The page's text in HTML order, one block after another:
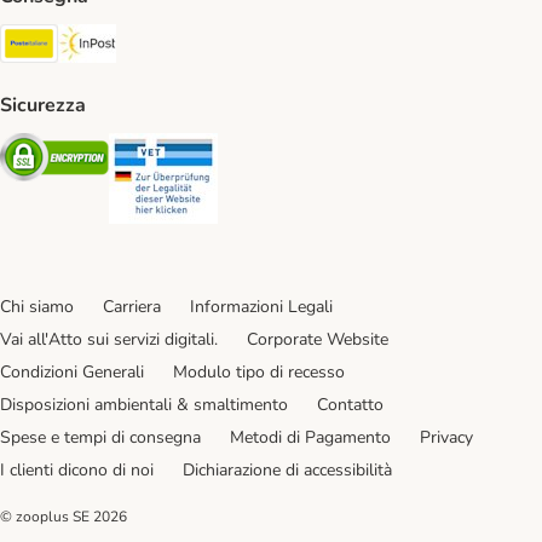
Poste Italiane. Shipping Method
Sicurezza
Security
Chi siamo Carriera
Informazioni Legali
Vai all'Atto sui servizi digitali.
Corporate Website
Condizioni Generali
Modulo tipo di recesso
Disposizioni ambientali & smaltimento
Contatto
Spese e tempi di consegna
Metodi di Pagamento
Privacy
I clienti dicono di noi
Dichiarazione di accessibilità
© zooplus SE 2026